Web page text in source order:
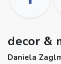
decor &
Daniela